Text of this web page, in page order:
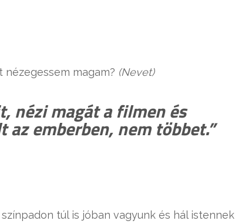
magam? (Nevet)
nézi magát a filmen és
emberben, nem többet.”
túl is jóban vagyunk és hál istennek